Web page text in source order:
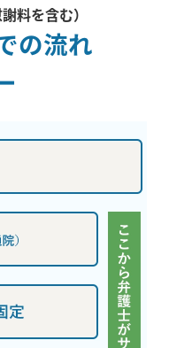
謝料を含む）
の流れ